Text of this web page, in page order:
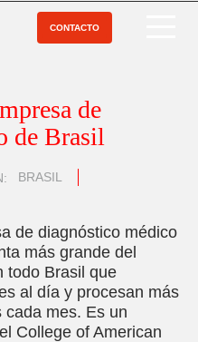
CONTACTO
de
de Brasil
BRASIL
de diagnóstico médico
más grande del
todo Brasil que
al día y procesan más
cada mes. Es un
College of American